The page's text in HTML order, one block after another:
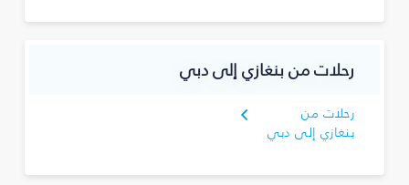
رحلات من بنغازي إلى دبي
رحلات من
بنغازي إلى دبي